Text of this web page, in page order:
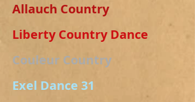
Allauch Country
Liberty Country Dance
Couleur Country
Exel Dance 31